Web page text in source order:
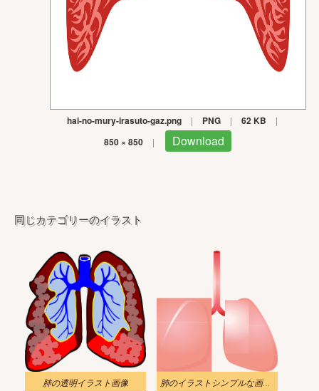
hai-no-mury-irasuto-gaz.png | PNG | 62 KB |
850 × 850 | Download
同じカテゴリーのイラスト
肺の透明イラスト画像 肺のイラストシンプルな画像 2